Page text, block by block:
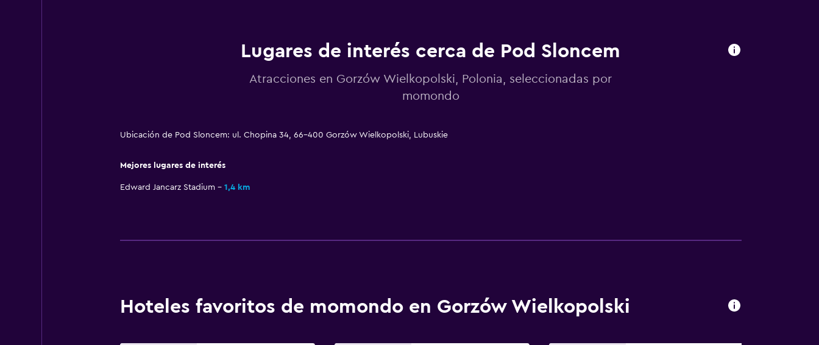
Lugares de interés cerca de Pod Sloncem
Atracciones en Gorzów Wielkopolski, Polonia, seleccionadas por
momondo
Ubicación de Pod Sloncem: ul. Chopina 34, 66-400 Gorzów Wielkopolski, Lubuskie
Mejores lugares de interés
Edward Jancarz Stadium 1,4 km
Hoteles favoritos de momondo en Gorzów Wielkopolski